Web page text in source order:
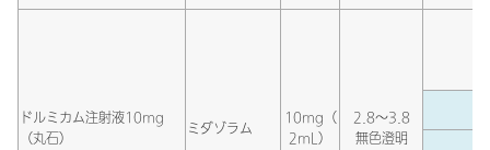
ドルミカム注射液10mg
（丸石）
ミダゾラム
10mg（
2mL）
2.8～3.8
無色澄明